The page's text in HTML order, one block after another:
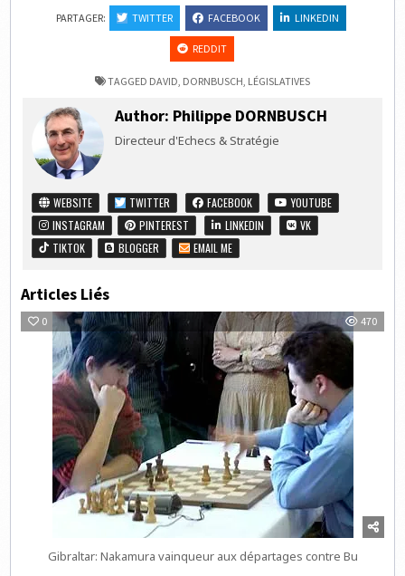
PARTAGER: TWITTER FACEBOOK LINKEDIN
REDDIT
TAGGED DAVID, DORNBUSCH, LÉGISLATIVES
Author: Philippe DORNBUSCH
Directeur d'Echecs & Stratégie
WEBSITE TWITTER FACEBOOK
YOUTUBE
INSTAGRAM
PINTEREST LINKEDIN
VK
TIKTOK
BLOGGER EMAIL ME
Articles Liés
0 470
Gibraltar: Nakamura vainqueur aux départages contre Bu